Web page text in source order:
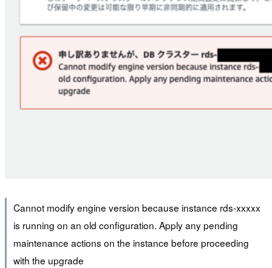
Cannot modify engine version because instance rds-xxxxx
is running on an old configuration. Apply any pending
maintenance actions on the instance before proceeding
with the upgrade